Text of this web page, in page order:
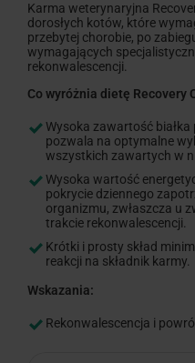
Karma weterynaryjna
dorosłych kotów, które
przebytej chorobie, po
wymagających
rekonwalescencji.
Co wyróżnia dietę Recovery
Wysoka zawartość
pozwala na optymalne
wszystkich zawartych w
Wysoka wartość
pokrycie dziennego
organizmu, zwłaszcza u
trakcie rekonwalescencji.
Krótki i prosty skład
reakcji na składnik karmy.
Wskazania:
Rekonwalescencja i